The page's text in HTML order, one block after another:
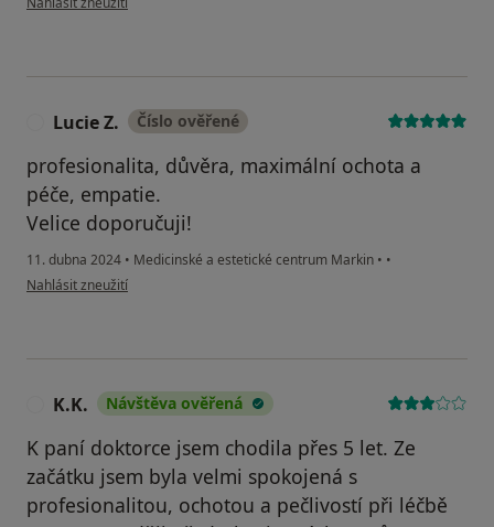
Lucie Z. Číslo ověřené
profesionalita, důvěra, maximální ochota a
péče, empatie.
Velice doporučuji!
11. dubna 2024 • Medicinské a estetické centrum Markin • •
podle názoru uživatele Lucie Z.
Nahlásit zneužití
K.K. Návštěva ověřená
K paní doktorce jsem chodila přes 5 let. Ze
začátku jsem byla velmi spokojená s
profesionalitou, ochotou a pečlivostí při léčbě